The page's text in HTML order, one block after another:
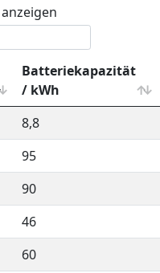
Batteriekapazität
/ kWh
8,8
95
90
46
60